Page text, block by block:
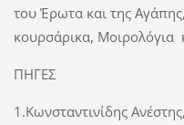
του Έρωτα και της
κουρσάρικα, Μοιρολόγια
ΠΗΓΕΣ
1.Κωνσταντινίδης